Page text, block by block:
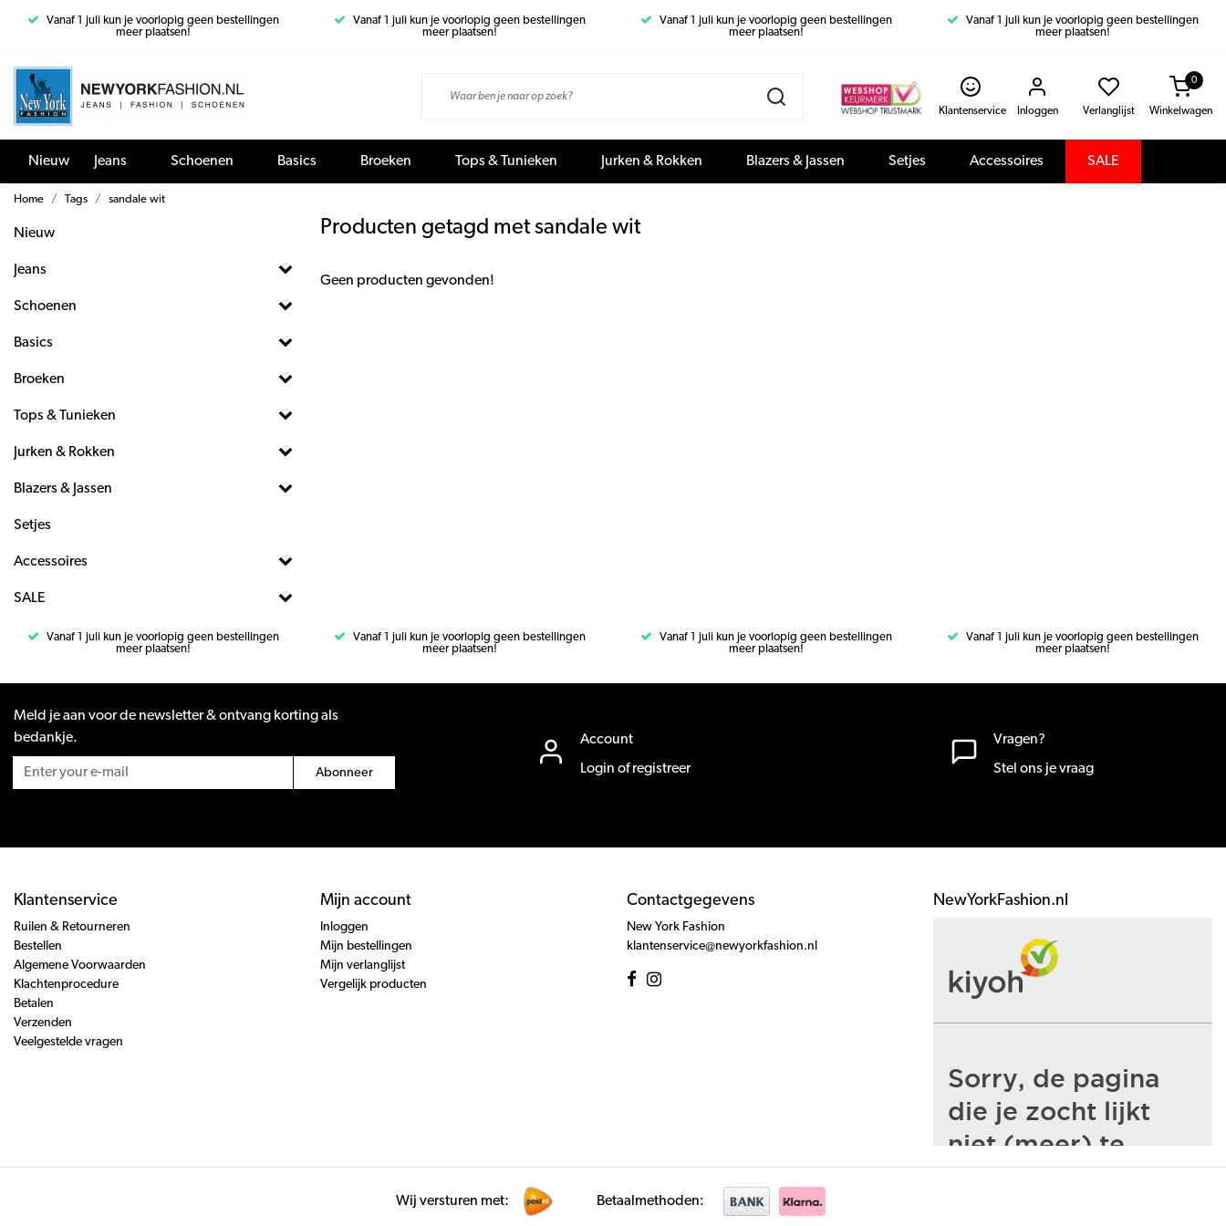
Vanaf 1 juli kun je voorlopig geen bestellingen
meer plaatsen!
Vanaf 1 juli kun je voorlopig geen bestellingen
meer plaatsen!
Vanaf 1 juli kun je voorlopig geen bestellingen
meer plaatsen!
Vanaf 1 juli kun je voorlopig geen bestellingen
meer plaatsen!
Klantenservice Inloggen Verlanglijst Winkelwagen
0
Nieuw Jeans Schoenen Basics Broeken Tops & Tunieken Jurken & Rokken Blazers & Jassen Setjes Accessoires SALE
Home Tags sandale wit
Nieuw
Jeans
Schoenen
Basics
Broeken
Tops & Tunieken
Jurken & Rokken
Blazers & Jassen
Setjes
Accessoires
SALE
Producten getagd met sandale wit
Geen producten gevonden!
Vanaf 1 juli kun je voorlopig geen bestellingen
meer plaatsen!
Vanaf 1 juli kun je voorlopig geen bestellingen
meer plaatsen!
Vanaf 1 juli kun je voorlopig geen bestellingen
meer plaatsen!
Vanaf 1 juli kun je voorlopig geen bestellingen
meer plaatsen!
Meld je aan voor de newsletter & ontvang korting als
bedankje.
Abonneer
Account
Login of registreer
Vragen?
Stel ons je vraag
Klantenservice
Ruilen & Retourneren
Bestellen
Algemene Voorwaarden
Klachtenprocedure
Betalen
Verzenden
Veelgestelde vragen
Mijn account
Inloggen
Mijn bestellingen
Mijn verlanglijst
Vergelijk producten
Contactgegevens
New York Fashion
klantenservice@newyorkfashion.nl
NewYorkFashion.nl
Wij versturen met: Betaalmethoden: